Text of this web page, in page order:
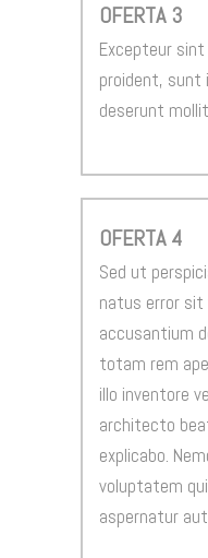
OFERTA 3
Excepteur
proident, sunt
deserunt
OFERTA 4
Sed ut
natus error
accusantium
totam rem
illo inventore
architecto
explicabo.
voluptatem
aspernatur